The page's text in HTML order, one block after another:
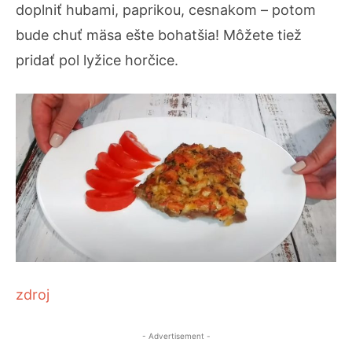
doplniť hubami, paprikou, cesnakom – potom
bude chuť mäsa ešte bohatšia! Môžete tiež
pridať pol lyžice horčice.
zdroj
- Advertisement -